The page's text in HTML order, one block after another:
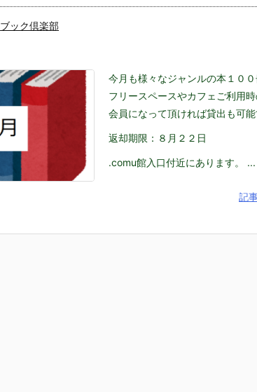
ブック倶楽部
今月も様々なジャンルの本１００
フリースペースやカフェご利用
会員になって頂ければ貸出も可能
返却期限：８月２２日
.comu館入口付近にあります。 ...
記